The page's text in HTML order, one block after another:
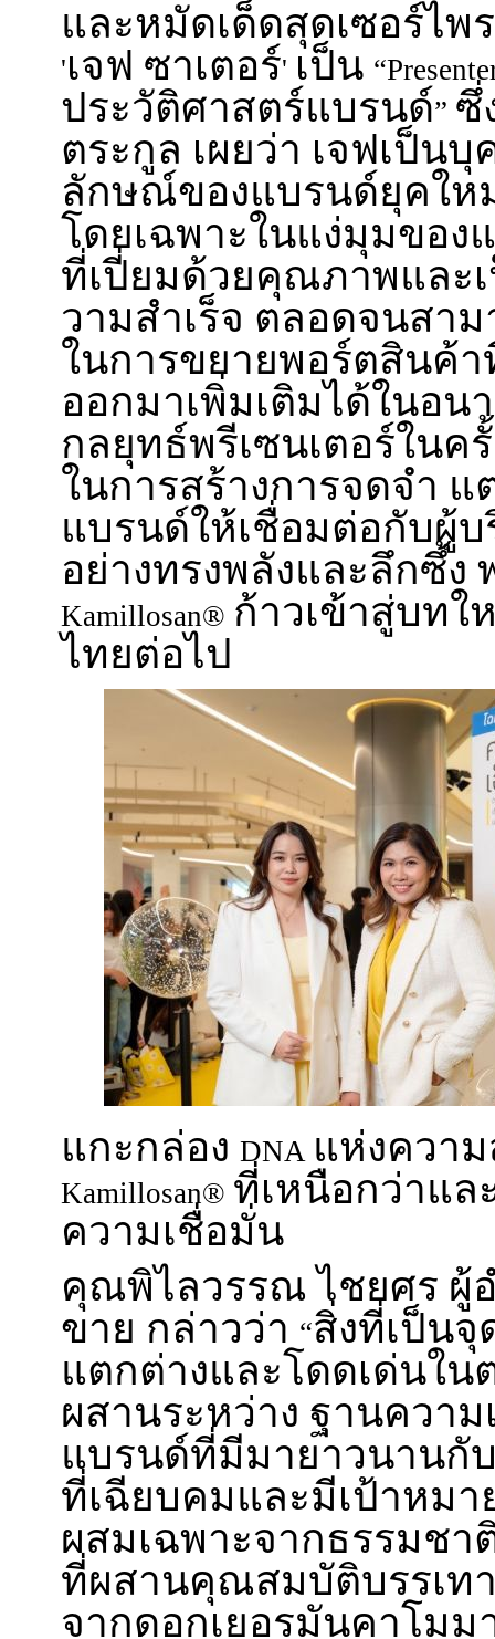
และหมัดเด็ดสุดเซอร์ไพ
'เจฟ ซาเตอร์' เป็น
ประวัติศาสตร์แบรนด์” ซึ่
ตระกูล เผยว่า เจฟเป็น
ลักษณ์ของแบรนด์ยุคให
โดยเฉพาะในแง่มุมขอ
ที่เปี่ยมด้วยคุณภาพและ
วามสำเร็จ ตลอดจนสา
ในการขยายพอร์ตสินค้
ออกมาเพิ่มเติมได้ในอน
กลยุทธ์พรีเซนเตอร์ในค
ในการสร้างการจดจำ แ
แบรนด์ให้เชื่อมต่อกับผู้
อย่างทรงพลังและลึกซึ้ง
Kamillosan® ก้าวเข้าสู่บทใ
ไทยต่อไป
แกะกล่อง DNA แห่งควา
Kamillosan® ที่เหนือกว่าแล
ความเชื่อมั่น
คุณพิไลวรรณ ไชยศร ผู้
ขาย กล่าวว่า “สิ่งที่เป็น
แตกต่างและโดดเด่นใ
ผสานระหว่าง ฐานควา
แบรนด์ที่มีมายาวนานกั
ที่เฉียบคมและมีเป้าหมา
ผสมเฉพาะจากธรรมชา
ที่ผสานคุณสมบัติบรรเท
จากดอกเยอรมันคาโมม